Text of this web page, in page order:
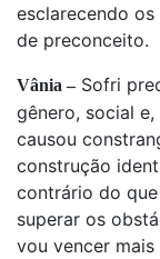
esclarecendo
de preconceito.
Vânia –Sofri
gênero, social
causou
construção
contrário do
superar os
vou vencer